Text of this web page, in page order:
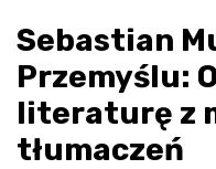
Sebastian
Przemyślu:
literaturę z
tłumaczeń